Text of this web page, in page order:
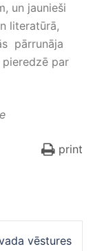
un jaunieši
literatūrā,
pārrunāja
par
print
vēstures